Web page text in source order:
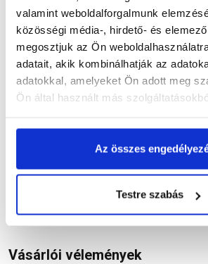
valamint weboldalforgalmunk
közösségi média-, hirdető- és
megosztjuk az Ön
adatait, akik kombinálhatják az
adatokkal, amelyeket Ön adott meg
Ön által használt más
Az összes
Testre szabás
Részletes leírás
Termékinformáció
Dokumentumok(1)
Vásárlói vélemények